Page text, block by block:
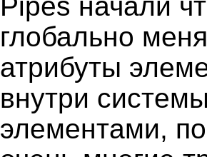
глобально
атрибуты
внутри
элементами,